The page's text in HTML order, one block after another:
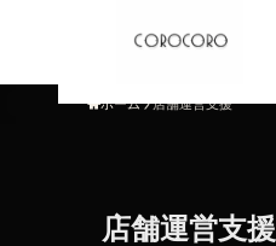
ホーム 店舗運営支援
店舗運営支援
株式会社びあらば